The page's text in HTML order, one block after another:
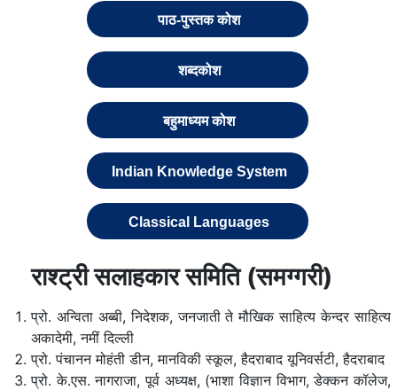
पाठ-पुस्तक कोश
शब्दकोश
बहुमाध्यम कोश
Indian Knowledge System
Classical Languages
राश्ट्री सलाहकार समिति (समग्गरी)
प्रो. अन्विता अब्बी, निदेशक, जनजाती ते मौखिक साहित्य केन्दर साहित्य
अकादेमी, नमीं दिल्ली
प्रो. पंचानन मोहंती डीन, मानविकी स्कूल, हैदराबाद यूनिवर्सटी, हैदराबाद
प्रो. के.एस. नागराजा, पूर्व अध्यक्ष, (भाशा विज्ञान विभाग, डेक्कन कॉलेज,